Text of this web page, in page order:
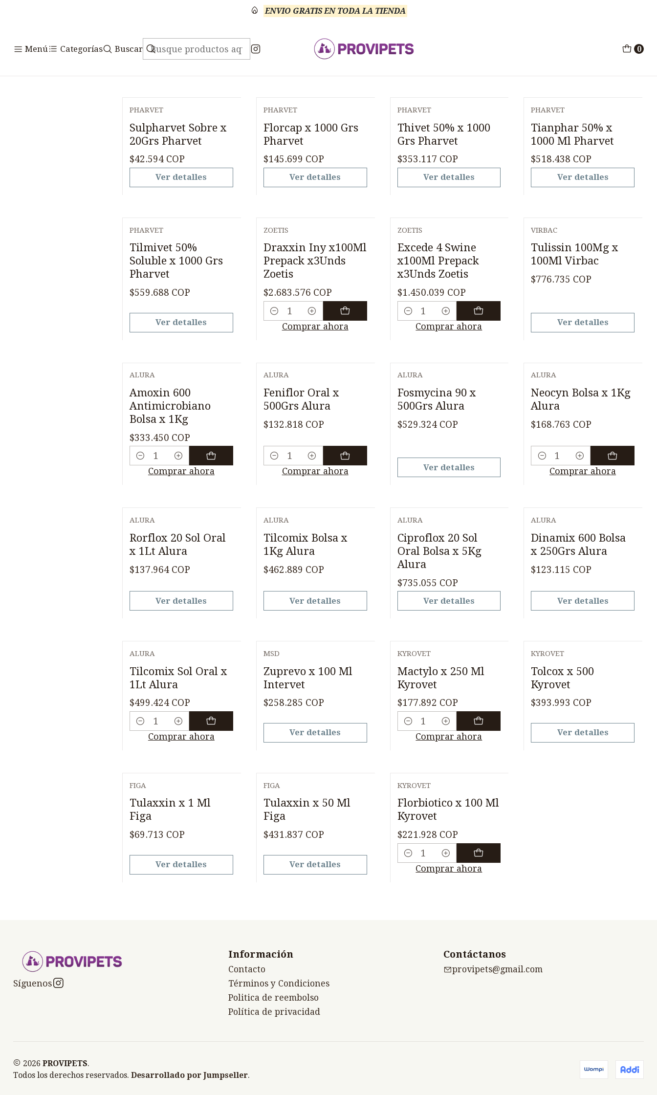
Menú Categorías Buscar 0
ENVIO GRATIS EN TODA LA TIENDA
Medicamentos Porcicultura Antibiotico
Porcicultura Antibiotico
PHARVET
Sulpharvet Sobre x
20Grs Pharvet
$42.594 COP
Ver detalles
PHARVET
Florcap x 1000 Grs
Pharvet
$145.699 COP
Ver detalles
PHARVET
Thivet 50% x 1000
Grs Pharvet
$353.117 COP
Ver detalles
PHARVET
Tianphar 50% x
1000 Ml Pharvet
$518.438 COP
Ver detalles
PHARVET
Tilmivet 50%
Soluble x 1000 Grs
Pharvet
$559.688 COP
Ver detalles
ZOETIS
Draxxin Iny x100Ml
Prepack x3Unds
Zoetis
$2.683.576 COP
Cantidad
Comprar ahora
ZOETIS
Excede 4 Swine
x100Ml Prepack
x3Unds Zoetis
$1.450.039 COP
Cantidad
Comprar ahora
VIRBAC
Tulissin 100Mg x
100Ml Virbac
$776.735 COP
Ver detalles
ALURA
Amoxin 600
Antimicrobiano
Bolsa x 1Kg
$333.450 COP
Cantidad
Comprar ahora
ALURA
Feniflor Oral x
500Grs Alura
$132.818 COP
Cantidad
Comprar ahora
ALURA
Fosmycina 90 x
500Grs Alura
$529.324 COP
Ver detalles
ALURA
Neocyn Bolsa x 1Kg
Alura
$168.763 COP
Cantidad
Comprar ahora
ALURA
Rorflox 20 Sol Oral
x 1Lt Alura
$137.964 COP
Ver detalles
ALURA
Tilcomix Bolsa x
1Kg Alura
$462.889 COP
Ver detalles
ALURA
Ciproflox 20 Sol
Oral Bolsa x 5Kg
Alura
$735.055 COP
Ver detalles
ALURA
Dinamix 600 Bolsa
x 250Grs Alura
$123.115 COP
Ver detalles
ALURA
Tilcomix Sol Oral x
1Lt Alura
$499.424 COP
Cantidad
Comprar ahora
MSD
Zuprevo x 100 Ml
Intervet
$258.285 COP
Ver detalles
KYROVET
Mactylo x 250 Ml
Kyrovet
$177.892 COP
Cantidad
Comprar ahora
KYROVET
Tolcox x 500
Kyrovet
$393.993 COP
Ver detalles
FIGA
Tulaxxin x 1 Ml
Figa
$69.713 COP
Ver detalles
FIGA
Tulaxxin x 50 Ml
Figa
$431.837 COP
Ver detalles
KYROVET
Florbiotico x 100 Ml
Kyrovet
$221.928 COP
Cantidad
Comprar ahora
Síguenos
Información
Contacto
Términos y Condiciones
Politica de reembolso
Política de privacidad
Contáctanos
provipets@gmail.com
2026 PROVIPETS.
Todos los derechos reservados. Desarrollado por Jumpseller.